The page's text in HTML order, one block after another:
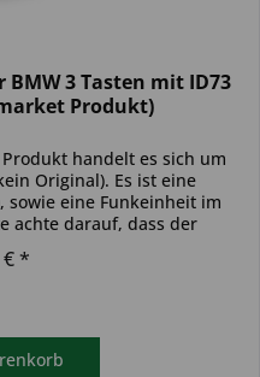
3 Tasten mit ID73
Produkt)
handelt es sich um
Original). Es ist eine
sowie eine Funkeinheit im
achte darauf, dass der
€ *